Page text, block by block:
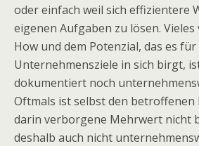
oder einfach weil sich effizientere
eigenen Aufgaben zu lösen. Vieles
How und dem Potenzial, das es
Unternehmensziele in sich birgt,
dokumentiert noch
Oftmals ist selbst den
darin verborgene Mehrwert nicht
deshalb auch nicht